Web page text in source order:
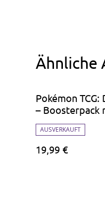
Ähnliche
Pokémon
– Boosterpack
Promo & Münze
AUSVERKAUFT
19,99 €